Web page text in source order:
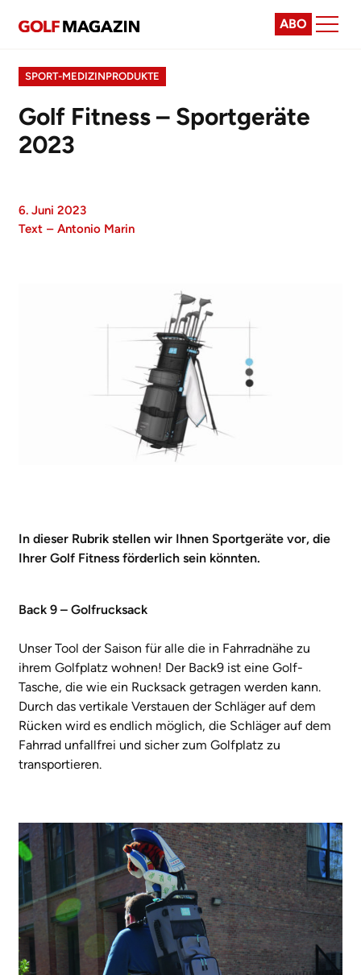
ABO
SPORT-MEDIZINPRODUKTE
Golf Fitness – Sportgeräte
2023
6. Juni 2023
Text – Antonio Marin
In dieser Rubrik stellen wir Ihnen Sportgeräte vor, die
Ihrer Golf Fitness förderlich sein könnten.
Back 9 – Golfrucksack
Unser Tool der Saison für alle die in Fahrradnähe zu
ihrem Golfplatz wohnen! Der Back9 ist eine Golf-
Tasche, die wie ein Rucksack getragen werden kann.
Durch das vertikale Verstauen der Schläger auf dem
Rücken wird es endlich möglich, die Schläger auf dem
Fahrrad unfallfrei und sicher zum Golfplatz zu
transportieren.